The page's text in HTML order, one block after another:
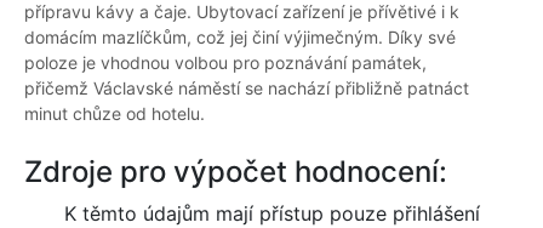
přípravu kávy a čaje. Ubytovací zařízení je přívětivé i k
domácím mazlíčkům, což jej činí výjimečným. Díky své
poloze je vhodnou volbou pro poznávání památek,
přičemž Václavské náměstí se nachází přibližně patnáct
minut chůze od hotelu.
Zdroje pro výpočet hodnocení:
K těmto údajům mají přístup pouze přihlášení